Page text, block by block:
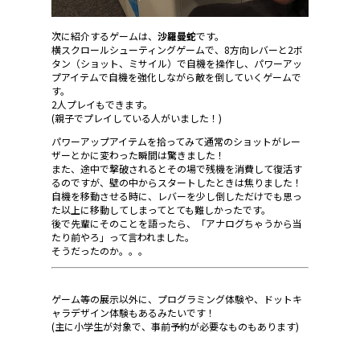
次に紹介するゲームは、 沙羅曼蛇です。
横スクロールシューティングゲームで、8方向レバーと2ボ
タン（ショット、ミサイル）で自機を操作し、パワーアッ
プアイテムで自機を強化しながら敵を倒していくゲームで
す。
2人プレイもできます。
(親子でプレイしている人がいました！)
パワーアップアイテムを拾ってみて通常のショットがレー
ザーとかに変わった瞬間は驚きました！
また、途中で撃破されるとその場で残機を消費して復活す
るのですが、壁の中からスタートしたときは焦りました！
自機を移動させる時に、レバーを少し倒しただけでも思っ
た以上に移動してしまってとても難しかったです。
後で先輩にそのことを語ったら、「アナログちゃうから当
たり前やろ」って言われました。
そうだったのか。。。
ゲーム等の展示以外に、プログラミング体験や、ドットキ
ャラデザイン体験もあるみたいです！
(主に小学生が対象で、事前予約が必要なものもあります)